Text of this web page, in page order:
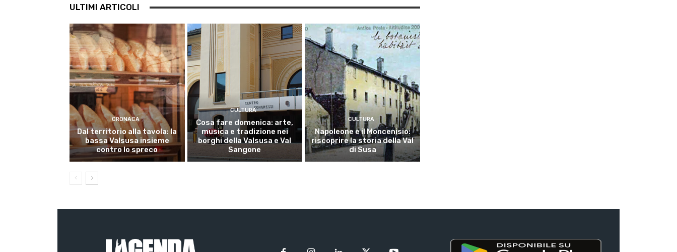
ULTIMI ARTICOLI
CRONACA
Dal territorio alla tavola: la
bassa Valsusa insieme
contro lo spreco
CULTURA
Cosa fare domenica: arte,
musica e tradizione nei
borghi della Valsusa e Val
Sangone
CULTURA
Napoleone e il Moncenisio:
riscoprire la storia della Val
di Susa